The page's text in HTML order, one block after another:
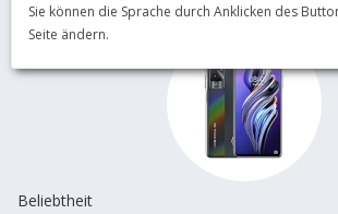
Beliebtheit
Sie können die Sprache durch Anklicken des
Seite ändern.